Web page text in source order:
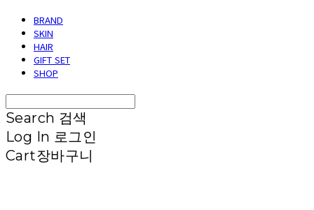
BRAND
SKIN
HAIR
GIFT SET
SHOP
Search 검색
Log In 로그인
Cart장바구니